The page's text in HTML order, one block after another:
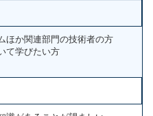
ほか関連部門の技術者の方
て学びたい方